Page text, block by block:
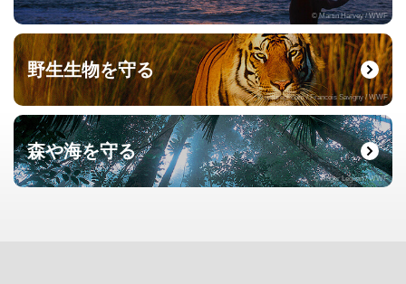
© Martin Harvey / WWF
野生生物を守る
© naturepl.com / Francois Savigny / WWF
森や海を守る
© Roger Leguen / WWF